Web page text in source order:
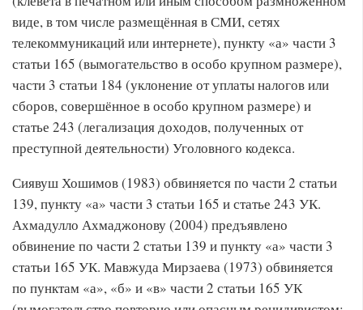
виде, в том числе размещённая в СМИ, сетях
телекоммуникаций или интернете), пункту «а» части 3
статьи 165 (вымогательство в особо крупном размере),
части 3 статьи 184 (уклонение от уплаты налогов или
сборов, совершённое в особо крупном размере) и
статье 243 (легализация доходов, полученных от
преступной деятельности) Уголовного кодекса.
Сиявуш Хошимов (1983) обвиняется по части 2 статьи
139, пункту «а» части 3 статьи 165 и статье 243 УК.
Ахмадулло Ахмаджонову (2004) предъявлено
обвинение по части 2 статьи 139 и пункту «а» части 3
статьи 165 УК. Мавжуда Мирзаева (1973) обвиняется
по пунктам «а», «б» и «в» части 2 статьи 165 УК